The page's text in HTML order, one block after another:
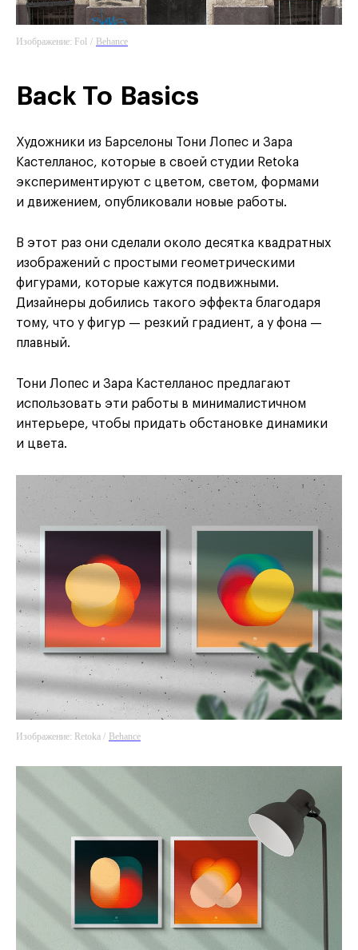
Изображение: Fol / Behance
Back To Basics
Художники из Барселоны Тони Лопес и Зара
Кастелланос, которые в своей студии Retoka
экспериментируют с цветом, светом, формами
и движением, опубликовали новые работы.
В этот раз они сделали около десятка квадратных
изображений с простыми геометрическими
фигурами, которые кажутся подвижными.
Дизайнеры добились такого эффекта благодаря
тому, что у фигур — резкий градиент, а у фона —
плавный.
Тони Лопес и Зара Кастелланос предлагают
использовать эти работы в минималистичном
интерьере, чтобы придать обстановке динамики
и цвета.
Изображение: Retoka / Behance